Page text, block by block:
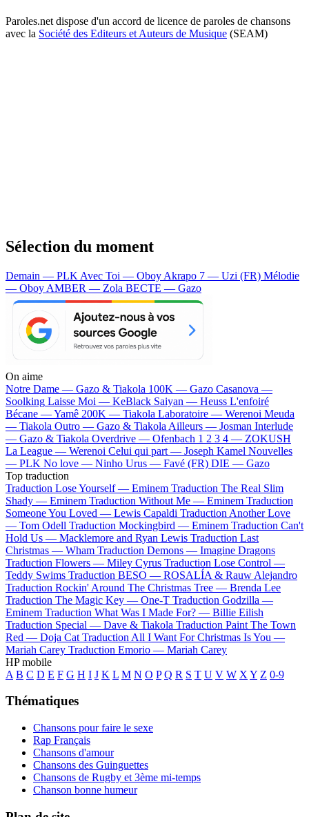
Paroles.net dispose d'un accord de licence de paroles de chansons
avec la Société des Editeurs et Auteurs de Musique (SEAM)
Sélection du moment
Demain — PLK Avec Toi — Oboy Akrapo 7 — Uzi (FR) Mélodie
— Oboy AMBER — Zola BECTE — Gazo
On aime
Notre Dame — Gazo & Tiakola 100K — Gazo Casanova —
Soolking Laisse Moi — KeBlack Saiyan — Heuss L'enfoiré
Bécane —Yamê 200K — Tiakola Laboratoire — Werenoi Meuda
— Tiakola Outro — Gazo & Tiakola Ailleurs — Josman Interlude
— Gazo & Tiakola Overdrive — Ofenbach 1 2 3 4 — ZOKUSH
La League — Werenoi Celui qui part — Joseph Kamel Nouvelles
— PLK No love — Ninho Urus — Favé (FR) DIE — Gazo
Top traduction
Traduction Lose Yourself — Eminem Traduction The Real Slim
Shady — Eminem Traduction Without Me — Eminem Traduction
Someone You Loved — Lewis Capaldi Traduction Another Love
— Tom Odell Traduction Mockingbird — Eminem Traduction Can't
Hold Us — Macklemore and Ryan Lewis Traduction Last
Christmas — Wham Traduction Demons — Imagine Dragons
Traduction Flowers — Miley Cyrus Traduction Lose Control —
Teddy Swims Traduction BESO — ROSALÍA & Rauw Alejandro
Traduction Rockin' Around The Christmas Tree — Brenda Lee
Traduction The Magic Key — One-T Traduction Godzilla —
Eminem Traduction What Was I Made For? — Billie Eilish
Traduction Special — Dave & Tiakola Traduction Paint The Town
Red — Doja Cat Traduction All I Want For Christmas Is You —
Mariah Carey Traduction Emorio — Mariah Carey
HP mobile
A B C D E F G H I J K L M N O P Q R S T U V W X Y Z 0-9
Thématiques
Chansons pour faire le sexe
Rap Français
Chansons d'amour
Chansons des Guinguettes
Chansons de Rugby et 3ème mi-temps
Chanson bonne humeur